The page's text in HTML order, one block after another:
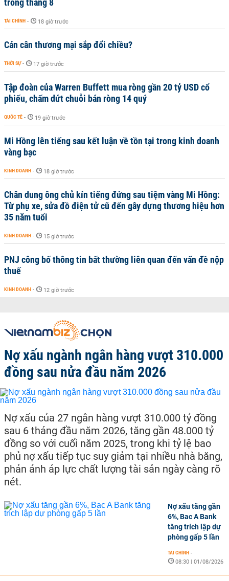
trong tháng 8
TÀI CHÍNH - 18 giờ trước
Cán cân thương mại sắp đổi chiều?
THỜI SỰ - 17 giờ trước
Tập đoàn của Warren Buffett mua ròng gần 20 tỷ USD cổ
phiếu, chấm dứt chuỗi bán ròng 14 quý
QUỐC TẾ - 19 giờ trước
Mi Hồng lên tiếng sau kết luận về tồn tại trong kinh doanh
vàng bạc
KINH DOANH - 18 giờ trước
Chân dung ông chủ kín tiếng đứng sau tiệm vàng Mi Hồng:
Từ phụ xe, sửa đồ điện tử cũ đến gây dựng thương hiệu hơn
35 năm tuổi
KINH DOANH - 15 giờ trước
PNJ công bố thông tin bất thường liên quan đến vấn đề nộp
thuế
KINH DOANH - 12 giờ trước
Nợ xấu ngành ngân hàng vượt 310.000
đồng sau nửa đầu năm 2026
Nợ xấu của 27 ngân hàng vượt 310.000 tỷ đồng
sau 6 tháng đầu năm 2026, tăng gần 48.000 tỷ
đồng so với cuối năm 2025, trong khi tỷ lệ bao
phủ nợ xấu tiếp tục suy giảm tại nhiều nhà băng,
phản ánh áp lực chất lượng tài sản ngày càng rõ
nét.
Nợ xấu tăng gần
6%, Bac A Bank
tăng trích lập dự
phòng gấp 5 lần
TÀI CHÍNH -
08:30 | 01/08/2026